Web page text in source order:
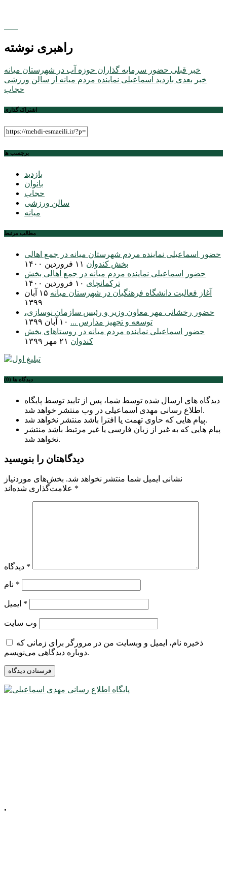
راهبری نوشته
خبر قبلی حضور سرمایه گذاران حوزه آب در شهرستان میانه
خبر بعدی ️بازدید اسماعیلی نماینده مردم میانه از سالن ورزشی
حجاب
اشتراک گذاری
برچسب ها
بازدید
بانوان
حجاب
سالن ورزشی
میانه
مطالب مرتبط
حضور اسماعیلی نماینده مردم شهرستان میانه در جمع اهالی
بخش کندوان ۱۱ فروردین ۱۴۰۰
حضور اسماعیلی نماینده مردم میانه در جمع اهالی بخش
ترکمانچای ۱۰ فروردین ۱۴۰۰
آغاز فعالیت دانشگاه فرهنگیان در شهرستان میانه
۱۵ آبان
۱۳۹۹
حضور رخشانی مهر معاون وزیر و رئیس سازمان نوسازی،
توسعه و تجهیز مدارس ... ۱۰ آبان ۱۳۹۹
حضور اسماعیلی نماینده مردم میانه در روستاهای بخش
کندوان ۲۱ مهر ۱۳۹۹
دیدگاه ها (0)
دیدگاه های ارسال شده توسط شما، پس از تایید توسط پایگاه
اطلاع رسانی مهدی اسماعیلی در وب منتشر خواهد شد.
پیام هایی که حاوی تهمت یا افترا باشد منتشر نخواهد شد.
پیام هایی که به غیر از زبان فارسی یا غیر مرتبط باشد منتشر
نخواهد شد.
دیدگاهتان را بنویسید
نشانی ایمیل شما منتشر نخواهد شد. بخش‌های موردنیاز
*
*
*
*
وب‌ سایت
ذخیره نام، ایمیل و وبسایت من در مرورگر برای زمانی که
دوباره دیدگاهی می‌نویسم.
.